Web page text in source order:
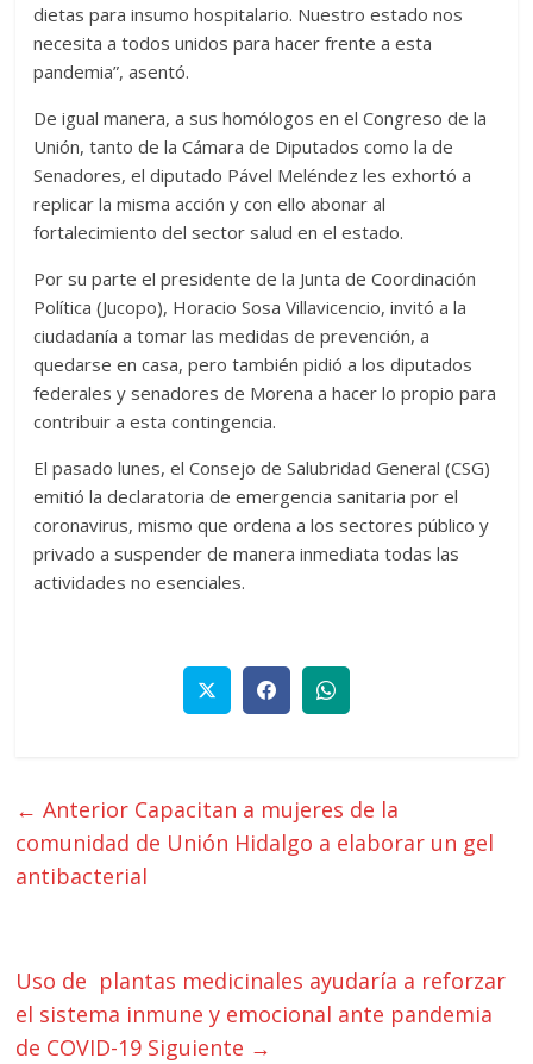
dietas para insumo hospitalario. Nuestro estado nos
necesita a todos unidos para hacer frente a esta
pandemia”, asentó.
De igual manera, a sus homólogos en el Congreso de la
Unión, tanto de la Cámara de Diputados como la de
Senadores, el diputado Pável Meléndez les exhortó a
replicar la misma acción y con ello abonar al
fortalecimiento del sector salud en el estado.
Por su parte el presidente de la Junta de Coordinación
Política (Jucopo), Horacio Sosa Villavicencio, invitó a la
ciudadanía a tomar las medidas de prevención, a
quedarse en casa, pero también pidió a los diputados
federales y senadores de Morena a hacer lo propio para
contribuir a esta contingencia.
El pasado lunes, el Consejo de Salubridad General (CSG)
emitió la declaratoria de emergencia sanitaria por el
coronavirus, mismo que ordena a los sectores público y
privado a suspender de manera inmediata todas las
actividades no esenciales.
← Anterior Capacitan a mujeres de la
comunidad de Unión Hidalgo a elaborar un gel
antibacterial
Uso de plantas medicinales ayudaría a reforzar
el sistema inmune y emocional ante pandemia
de COVID-19 Siguiente →